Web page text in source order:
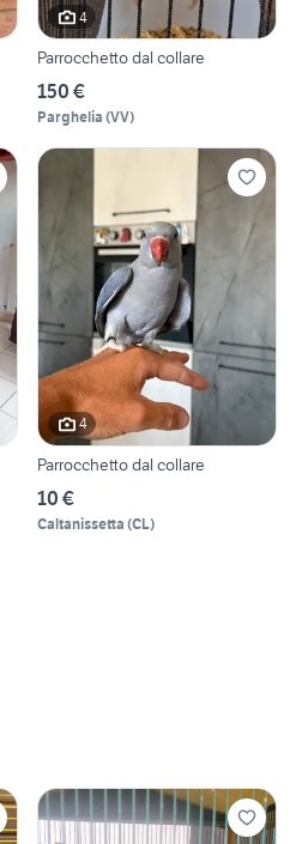
4
Parrocchetto dal collare
150 €
Parghelia (VV)
4
Parrocchetto dal collare
10 €
Caltanissetta (CL)